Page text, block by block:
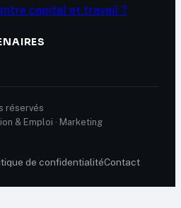
capital et travail ?
réservés
& Emploi · Marketing
de confidentialitéContact